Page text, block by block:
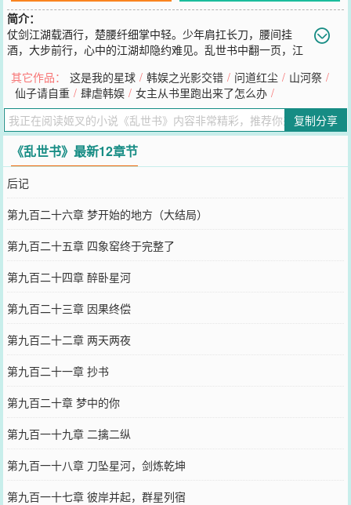
简介：
仗剑江湖载酒行，楚腰纤细掌中轻。少年肩扛长刀，腰间挂
酒，大步前行，心中的江湖却隐约难见。乱世书中翻一页，江
您要是觉得《乱世书》还不错的话请不要忘记向您QQ群和微博微信里
的朋友推荐哦！
其它作品： 这是我的星球 / 韩娱之光影交错 / 问道红尘 / 山河祭 /
仙子请自重 / 肆虐韩娱 / 女主从书里跑出来了怎么办 /
复制分享
《乱世书》最新12章节
后记
第九百二十六章 梦开始的地方（大结局）
第九百二十五章 四象窑终于完整了
第九百二十四章 醉卧星河
第九百二十三章 因果终偿
第九百二十二章 两天两夜
第九百二十一章 抄书
第九百二十章 梦中的你
第九百一十九章 二擒二纵
第九百一十八章 刀坠星河，剑炼乾坤
第九百一十七章 彼岸并起，群星列宿